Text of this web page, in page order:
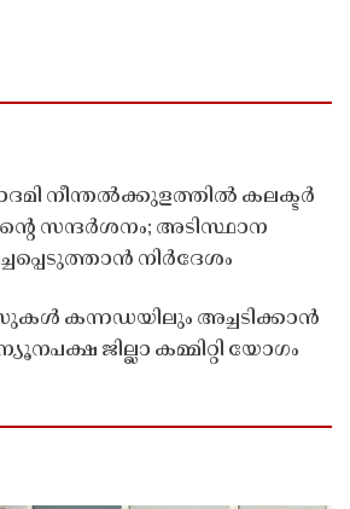
നീന്തൽക്കുളത്തിൽ കലക്ടർ
സന്ദർശനം; അടിസ്ഥാന
നിർദേശം
കന്നഡയിലും അച്ചടിക്കാൻ
ജില്ലാ കമ്മിറ്റി യോഗം